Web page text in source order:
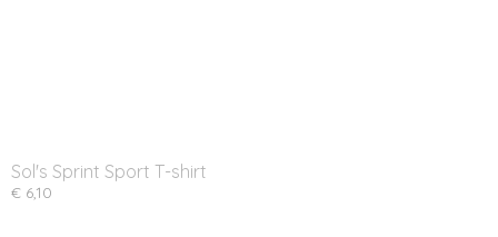
Sol's Sprint Sport T-shirt
€ 6,10